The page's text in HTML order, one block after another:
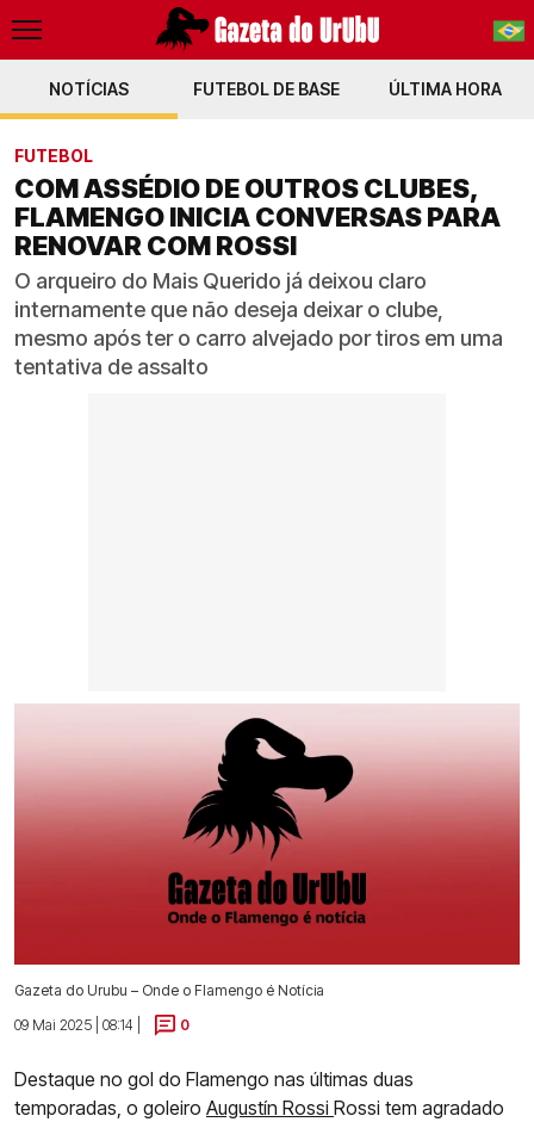
PT-BR
NOTÍCIAS FUTEBOL DE BASE ÚLTIMA HORA
FUTEBOL
COM ASSÉDIO DE OUTROS CLUBES,
FLAMENGO INICIA CONVERSAS PARA
RENOVAR COM ROSSI
O arqueiro do Mais Querido já deixou claro
internamente que não deseja deixar o clube,
mesmo após ter o carro alvejado por tiros em uma
tentativa de assalto
Gazeta do Urubu – Onde o Flamengo é Notícia
09 Mai 2025 | 08:14 |
0
Destaque no gol do Flamengo nas últimas duas
temporadas, o goleiro Augustín Rossi Rossi tem agradado